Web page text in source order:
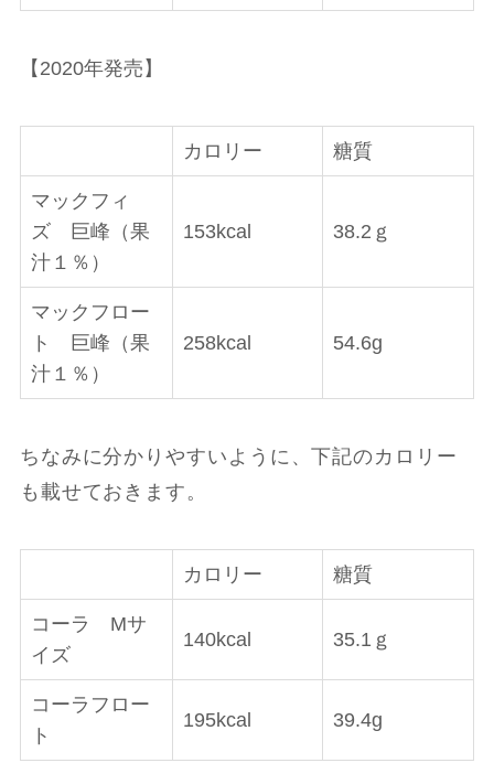
【2020年発売】
カロリー 糖質
マックフィ
ズ 巨峰（果
汁１％）
153kcal 38.2ｇ
マックフロー
ト 巨峰（果
汁１％）
258kcal 54.6g
ちなみに分かりやすいように、下記のカロリー
も載せておきます。
カロリー 糖質
コーラ Mサ
イズ
140kcal 35.1ｇ
コーラフロー
ト
195kcal 39.4g